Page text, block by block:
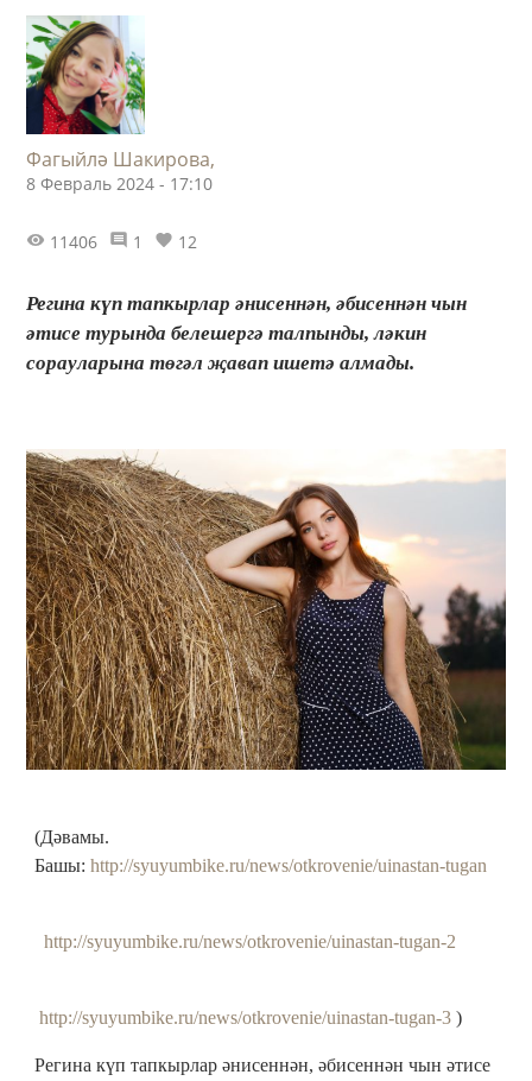
Фагыйлә Шакирова,
8 Февраль 2024 - 17:10
11406 1 12
Регина күп тапкырлар әнисеннән, әбисеннән чын
әтисе турында белешергә талпынды, ләкин
сорауларына төгәл җавап ишетә алмады.
(Дәвамы.
Башы: http://syuyumbike.ru/news/otkrovenie/uinastan-tugan
http://syuyumbike.ru/news/otkrovenie/uinastan-tugan-2
http://syuyumbike.ru/news/otkrovenie/uinastan-tugan-3 )
Регина күп тапкырлар әнисеннән, әбисеннән чын әтисе